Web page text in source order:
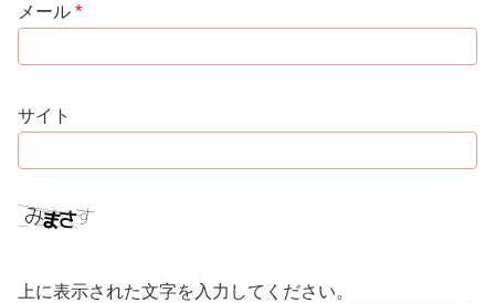
メール *
サイト
上に表示された文字を入力してください。